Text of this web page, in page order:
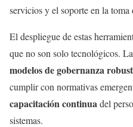
servicios y el soporte en la toma
El despliegue de estas
que no son solo tecnológicos.
modelos de gobernanza
cumplir con normativas
capacitación continuadel
sistemas.